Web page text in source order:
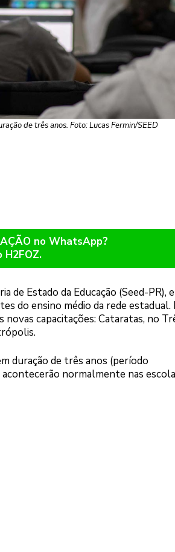
de três anos. Foto: Lucas Fermin/SEED
no WhatsApp?
H2FOZ.
de Estado da Educação (Seed-PR),
do ensino médio da rede estadual.
capacitações: Cataratas, no
duração de três anos (período
normalmente nas